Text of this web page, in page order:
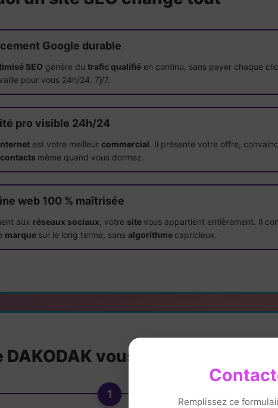
Google durable
SEO génère du trafic qualifié en continu, sans payer chaque
pour vous 24h/24, 7j/7.
pro visible 24h/24
est votre meilleur commercial. Il présente votre offre,
contacts même quand vous dormez.
web 100 % maîtrisée
aux réseaux sociaux , votre site vous appartient entièrement. Il
marque sur le long terme, sans algorithme capricieux.
DAKODAK vous construit
1
Remplissez ce